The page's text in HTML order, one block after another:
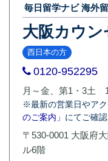
毎日留学ナビ 海外
大阪カウ
西日本の方
0120-952295
月～金、第1・3土
※最新の営業日やア
のご案内」 にてご確認
〒530-0001 大阪府
ル6階